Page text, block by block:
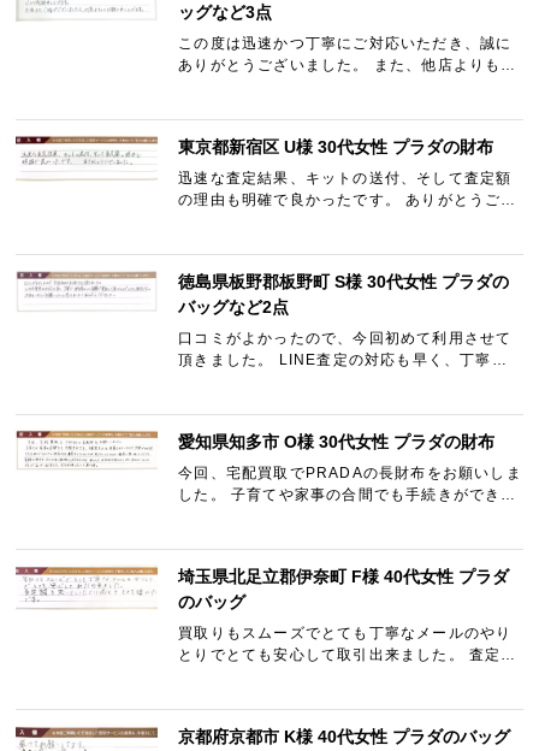
ッグなど3点
この度は迅速かつ丁寧にご対応いただき、誠に
ありがとうございました。 また、他店よりも高
東京都新宿区 U様 30代女性 プラダの財布
迅速な査定結果、キットの送付、そして査定額
の理由も明確で良かったです。 ありがとうござ
徳島県板野郡板野町 S様 30代女性 プラダの
バッグなど2点
口コミがよかったので、今回初めて利用させて
頂きました。 LINE査定の対応も早く、丁寧で
愛知県知多市 O様 30代女性 プラダの財布
今回、宅配買取でPRADAの長財布をお願いしま
した。 子育てや家事の合間でも手続きができ、
埼玉県北足立郡伊奈町 F様 40代女性 プラダ
のバッグ
買取りもスムーズでとても丁寧なメールのやり
とりでとても安心して取引出来ました。 査定額
京都府京都市 K様 40代女性 プラダのバッグ